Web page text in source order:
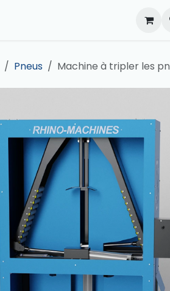
Pneus Machine à tripler les